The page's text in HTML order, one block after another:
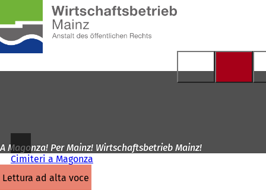
Vai al contenuto
iniziale
A Magonza! Per Mainz! Wirtschaftsbetrieb Mainz!
Cimiteri a Magonza
lettura ad alta voce